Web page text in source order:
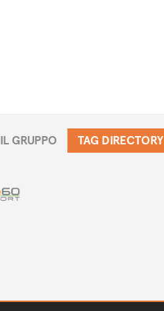
IL GRUPPO TAG DIRECTORY